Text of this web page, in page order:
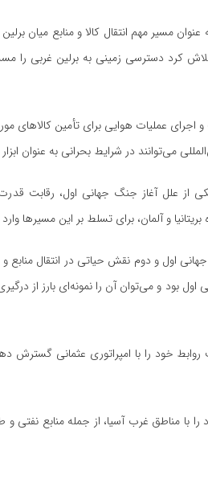
مسیر مهم انتقال کالا و منابع میان
که اتحاد جماهیر شوروی تلاش کرد دسترسی زمینی به
اجرای عملیات هوایی برای تأمین کالاهای
در شرایط بحرانی به عنوان ابزار
از علل آغاز جنگ جهانی اول، رقابت
و آلمان، برای تسلط بر این مسیرها
اول و دوم نقش حیاتی در انتقال منابع
بود و می‌توان آن را نمونه‌ای بارز از
روابط خود را با امپراتوری عثمانی
با مناطق غرب آسیا، از جمله منابع